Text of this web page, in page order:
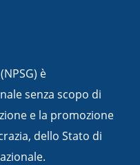
è
senza scopo di
e la promozione
dello Stato di